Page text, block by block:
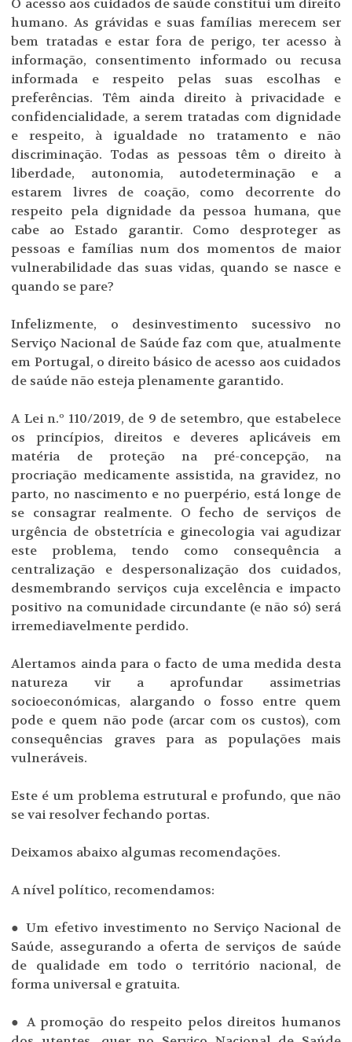
O acesso aos cuidados de saúde constitui um direito
humano. As grávidas e suas famílias merecem ser
bem tratadas e estar fora de perigo, ter acesso à
informação, consentimento informado ou recusa
informada e respeito pelas suas escolhas e
preferências. Têm ainda direito à privacidade e
confidencialidade, a serem tratadas com dignidade
e respeito, à igualdade no tratamento e não
discriminação. Todas as pessoas têm o direito à
liberdade, autonomia, autodeterminação e a
estarem livres de coação, como decorrente do
respeito pela dignidade da pessoa humana, que
cabe ao Estado garantir. Como desproteger as
pessoas e famílias num dos momentos de maior
vulnerabilidade das suas vidas, quando se nasce e
quando se pare?
Infelizmente, o desinvestimento sucessivo no
Serviço Nacional de Saúde faz com que, atualmente
em Portugal, o direito básico de acesso aos cuidados
de saúde não esteja plenamente garantido.
A Lei n.º 110/2019, de 9 de setembro, que estabelece
os princípios, direitos e deveres aplicáveis em
matéria de proteção na pré-concepção, na
procriação medicamente assistida, na gravidez, no
parto, no nascimento e no puerpério, está longe de
se consagrar realmente. O fecho de serviços de
urgência de obstetrícia e ginecologia vai agudizar
este problema, tendo como consequência a
centralização e despersonalização dos cuidados,
desmembrando serviços cuja excelência e impacto
positivo na comunidade circundante (e não só) será
irremediavelmente perdido.
Alertamos ainda para o facto de uma medida desta
natureza vir a aprofundar assimetrias
socioeconómicas, alargando o fosso entre quem
pode e quem não pode (arcar com os custos), com
consequências graves para as populações mais
vulneráveis.
Este é um problema estrutural e profundo, que não
se vai resolver fechando portas.
Deixamos abaixo algumas recomendações.
A nível político, recomendamos:
● Um efetivo investimento no Serviço Nacional de
Saúde, assegurando a oferta de serviços de saúde
de qualidade em todo o território nacional, de
forma universal e gratuita.
● A promoção do respeito pelos direitos humanos